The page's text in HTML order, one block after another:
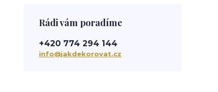
Rádi vám poradíme
+420 774 294 144
info@jakdekorovat.cz